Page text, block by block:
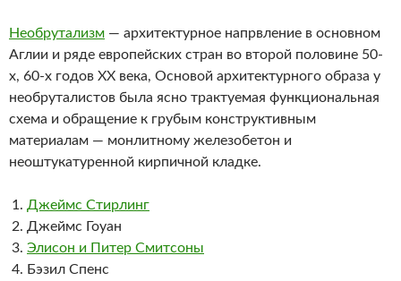
Необрутализм — архитектурное напрвление в основном
Аглии и ряде европейских стран во второй половине 50-
х, 60-х годов ХХ века, Основой архитектурного образа у
необруталистов была ясно трактуемая функциональная
схема и обращение к грубым конструктивным
материалам — монлитному железобетон и
неоштукатуренной кирпичной кладке.
Джеймс Стирлинг
Джеймс Гоуан
Элисон и Питер Смитсоны
Бэзил Спенс